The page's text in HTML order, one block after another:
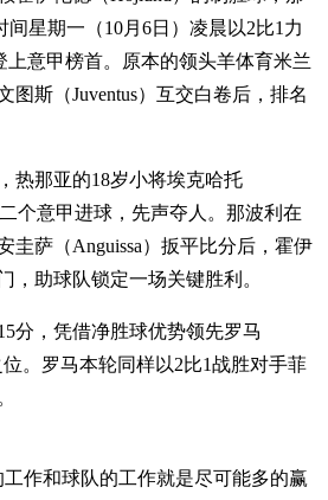
间星期一（10月6日）凌晨以2比1力
上意甲榜首。原本的领头羊体育米兰
图斯（Juventus）互交白卷后，排名
热那亚的18岁小将埃克哈托
二个意甲进球，先声夺人。那波利在
圭萨（Anguissa）扳平比分后，霍伊
，助球队锁定一场关键胜利。
分，凭借净胜球优势领先罗马
位。罗马本轮同样以2比1战胜对手菲
作和球队的工作就是尽可能多的赢